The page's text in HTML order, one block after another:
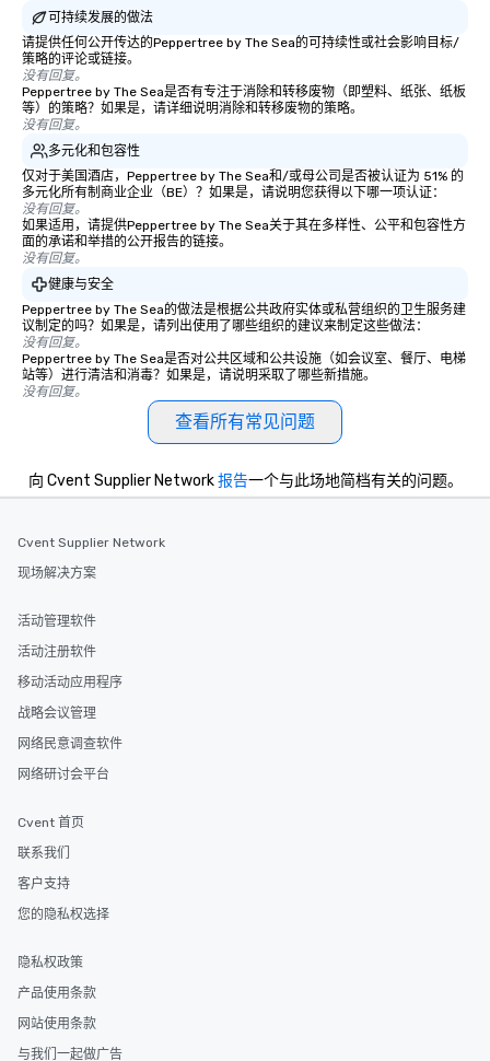
可持续发展的做法
请提供任何公开传达的Peppertree by The Sea的可持续性或社会影响目标/
策略的评论或链接。
没有回复。
Peppertree by The Sea是否有专注于消除和转移废物（即塑料、纸张、纸板
等）的策略？如果是，请详细说明消除和转移废物的策略。
没有回复。
多元化和包容性
仅对于美国酒店，Peppertree by The Sea和/或母公司是否被认证为 51% 的
多元化所有制商业企业（BE）？如果是，请说明您获得以下哪一项认证：
没有回复。
如果适用，请提供Peppertree by The Sea关于其在多样性、公平和包容性方
面的承诺和举措的公开报告的链接。
没有回复。
健康与安全
Peppertree by The Sea的做法是根据公共政府实体或私营组织的卫生服务建
议制定的吗？如果是，请列出使用了哪些组织的建议来制定这些做法：
没有回复。
Peppertree by The Sea是否对公共区域和公共设施（如会议室、餐厅、电梯
站等）进行清洁和消毒？如果是，请说明采取了哪些新措施。
没有回复。
查看所有常见问题
向 Cvent Supplier Network报告一个与此场地简档有关的问题。
Cvent Supplier Network
现场解决方案
活动管理软件
活动注册软件
移动活动应用程序
战略会议管理
网络民意调查软件
网络研讨会平台
Cvent 首页
联系我们
客户支持
您的隐私权选择
隐私权政策
产品使用条款
网站使用条款
与我们一起做广告